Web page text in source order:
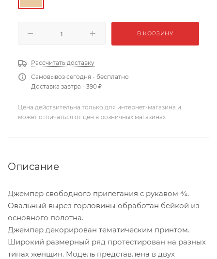
В КОРЗИНУ
Рассчитать доставку
Самовывоз сегодня - бесплатно
Доставка завтра - 390 ₽
Цена действительна только для интернет-магазина и
может отличаться от цен в розничных магазинах
Описание
Джемпер свободного прилегания с рукавом ¾.
Овальный вырез горловины обработан бейкой из
основного полотна.
Джемпер декорирован тематическим принтом.
Широкий размерный ряд протестирован на разных
типах женщин. Модель представлена в двух